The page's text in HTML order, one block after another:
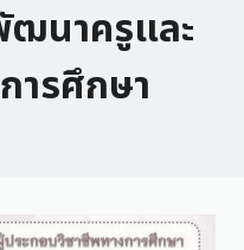
นาครูและ
ารศึกษา